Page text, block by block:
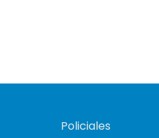
Policiales